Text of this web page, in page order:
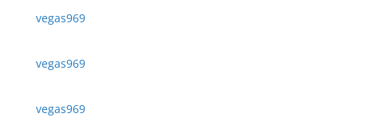
vegas969
vegas969
vegas969